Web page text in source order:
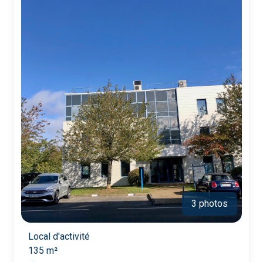
3 photos
Local d'activité
135 m²